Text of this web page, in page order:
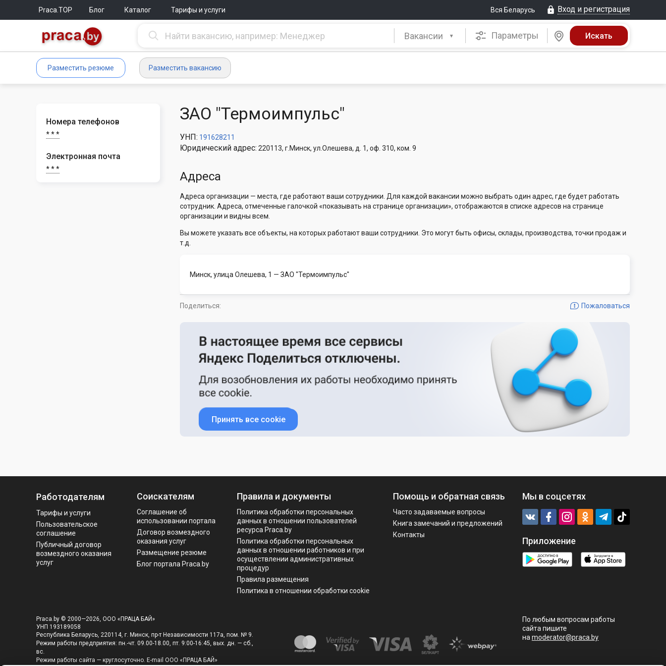
Praca.TOP Блог Каталог Тарифы и услуги Вся Беларусь Вход и регистрация
Вакансии Параметры
Разместить резюме Разместить вакансию
Номера телефонов
* * *
Электронная почта
* * *
ЗАО "Термоимпульс"
УНП: 191628211
Юридический адрес: 220113, г.Минск, ул.Олешева, д. 1, оф. 310, ком. 9
Адреса
Адреса организации — места, где работают ваши сотрудники. Для каждой вакансии можно выбрать один адрес, где будет работать
сотрудник. Адреса, отмеченные галочкой «показывать на странице организации», отображаются в списке адресов на странице
организации и видны всем.
Вы можете указать все объекты, на которых работают ваши сотрудники. Это могут быть офисы, склады, производства, точки продаж и
т.д.
Минск, улица Олешева, 1 — ЗАО "Термоимпульс"
Пожаловаться
Поделиться:
Принять все cookie
Работодателям
Тарифы и услуги
Пользовательское
соглашение
Публичный договор
возмездного оказания
услуг
Соискателям
Соглашение об
использовании портала
Договор возмездного
оказания услуг
Размещение резюме
Блог портала Praca.by
Правила и документы
Политика обработки персональных
данных в отношении пользователей
ресурса Praca.by
Политикa обработки персональных
данных в отношении работников и при
осуществлении административных
процедур
Правила размещения
Политика в отношении обработки cookie
Помощь и обратная связь
Часто задаваемые вопросы
Книга замечаний и предложений
Контакты
Мы в соцсетях
Приложение
Praca.by © 2000—2026, ООО «ПРАЦА БАЙ»
УНП 193189058
Республика Беларусь, 220114, г. Минск, пр-т Независимости 117а, пом. № 9.
Режим работы предприятия: пн.-чт. 09.00-18.00, пт. 9:00-16:45, вых. дн. — сб.,
вс.
Режим работы сайта — круглосуточно. E-mail ООО «ПРАЦА БАЙ»
По любым вопросам работы
сайта пишите
на moderator@praca.by